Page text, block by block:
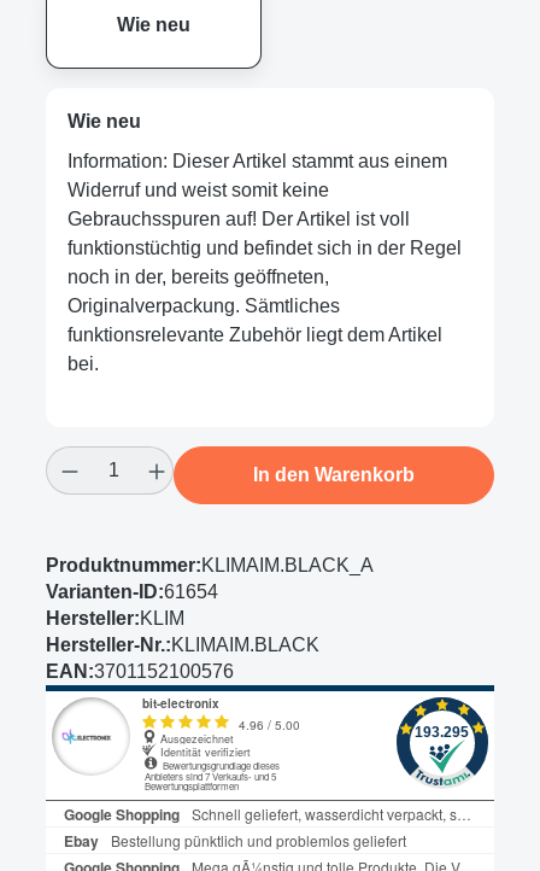
Wie neu
Wie neu
Information: Dieser Artikel stammt aus einem
Widerruf und weist somit keine
Gebrauchsspuren auf! Der Artikel ist voll
funktionstüchtig und befindet sich in der Regel
noch in der, bereits geöffneten,
Originalverpackung. Sämtliches
funktionsrelevante Zubehör liegt dem Artikel
bei.
Produkt Anzahl: Gib den gewünschten
In den Warenkorb
Produktnummer:KLIMAIM.BLACK_A
Varianten-ID:61654
Hersteller:KLIM
Hersteller-Nr.:KLIMAIM.BLACK
EAN:3701152100576